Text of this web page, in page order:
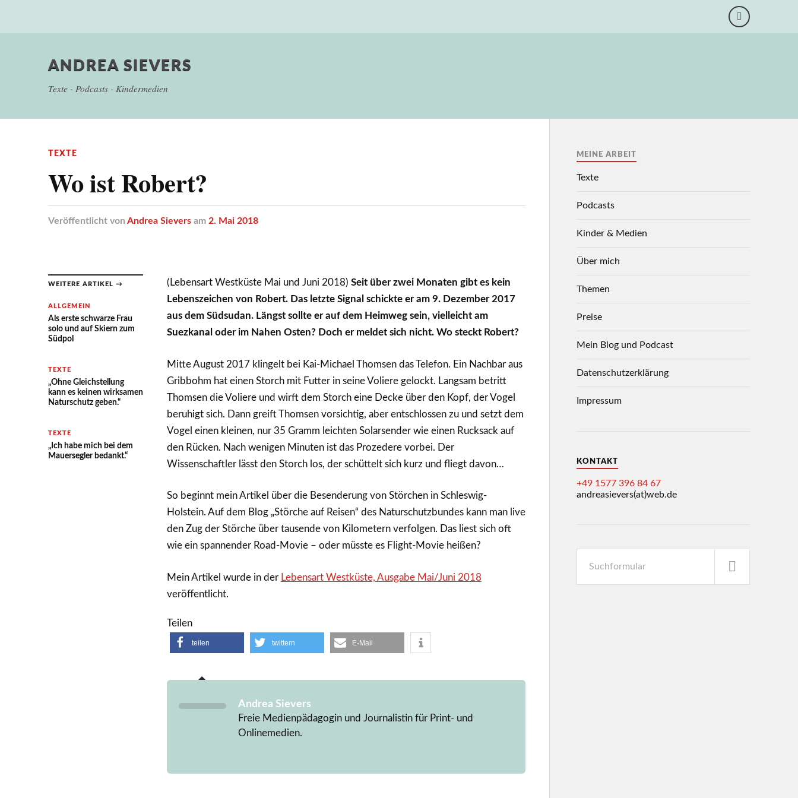
ANDREA SIEVERS
Texte - Podcasts - Kindermedien
TEXTE
Wo ist Robert?
Veröffentlicht von Andrea Sievers am 2. Mai 2018
WEITERE ARTIKEL →
ALLGEMEIN
Als erste schwarze Frau
solo und auf Skiern zum
Südpol
TEXTE
„Ohne Gleichstellung
kann es keinen wirksamen
Naturschutz geben.“
TEXTE
„Ich habe mich bei dem
Mauersegler bedankt.“
(Lebensart Westküste Mai und Juni 2018) Seit über zwei Monaten gibt es kein
Lebenszeichen von Robert. Das letzte Signal schickte er am 9. Dezember 2017
aus dem Südsudan. Längst sollte er auf dem Heimweg sein, vielleicht am
Suezkanal oder im Nahen Osten? Doch er meldet sich nicht. Wo steckt Robert?
Mitte August 2017 klingelt bei Kai-Michael Thomsen das Telefon. Ein Nachbar aus
Gribbohm hat einen Storch mit Futter in seine Voliere gelockt. Langsam betritt
Thomsen die Voliere und wirft dem Storch eine Decke über den Kopf, der Vogel
beruhigt sich. Dann greift Thomsen vorsichtig, aber entschlossen zu und setzt dem
Vogel einen kleinen, nur 35 Gramm leichten Solarsender wie einen Rucksack auf
den Rücken. Nach wenigen Minuten ist das Prozedere vorbei. Der
Wissenschaftler lässt den Storch los, der schüttelt sich kurz und fliegt davon…
So beginnt mein Artikel über die Besenderung von Störchen in Schleswig-
Holstein. Auf dem Blog „Störche auf Reisen“ des Naturschutzbundes kann man live
den Zug der Störche über tausende von Kilometern verfolgen. Das liest sich oft
wie ein spannender Road-Movie – oder müsste es Flight-Movie heißen?
Mein Artikel wurde in der Lebensart Westküste, Ausgabe Mai/Juni 2018
veröffentlicht.
Teilen
teilen twittern E-Mail
Andrea Sievers
Freie Medienpädagogin und Journalistin für Print- und
Onlinemedien.
MEINE ARBEIT
Texte
Podcasts
Kinder & Medien
Über mich
Themen
Preise
Mein Blog und Podcast
Datenschutzerklärung
Impressum
KONTAKT
+49 1577 396 84 67
andreasievers(at)web.de